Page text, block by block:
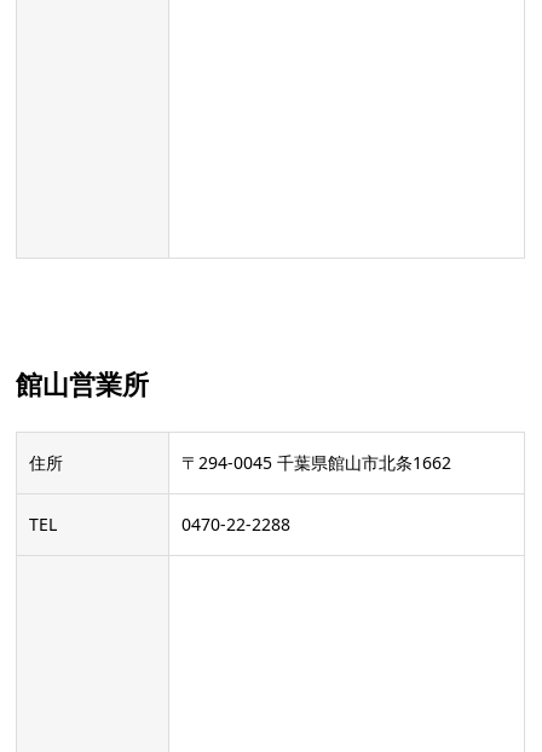
館山営業所
住所 〒294-0045 千葉県館山市北条1662
TEL 0470-22-2288